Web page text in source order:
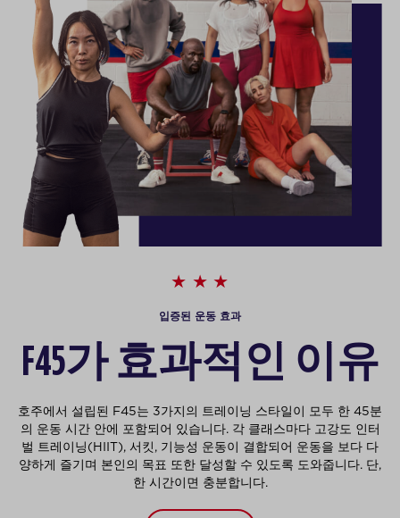
입증된 운동 효과
F45가 효과적인 이유
호주에서 설립된 F45는 3가지의 트레이닝 스타일이 모두 한 45분
의 운동 시간 안에 포함되어 있습니다. 각 클래스마다 고강도 인터
벌 트레이닝(HIIT), 서킷, 기능성 운동이 결합되어 운동을 보다 다
양하게 즐기며 본인의 목표 또한 달성할 수 있도록 도와줍니다. 단,
한 시간이면 충분합니다.